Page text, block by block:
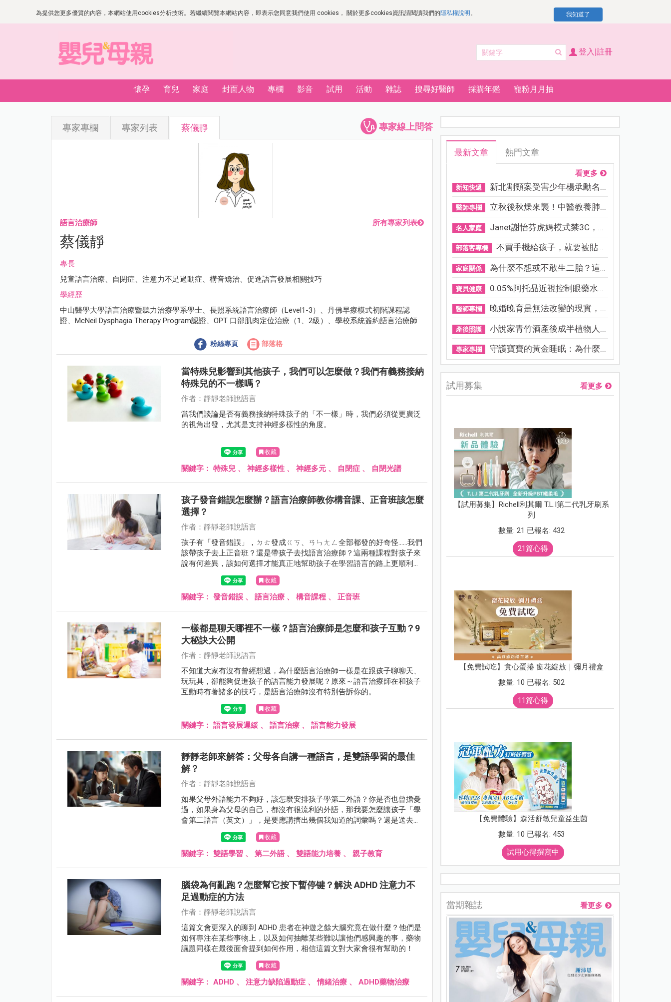
為提供您更多優質的內容，本網站使用cookies分析技術。若繼續閱覽本網站內容，即表示您同意我們使用 cookies， 關於更多cookies資訊請閱讀我們的隱私權說明 。 我知道了
登入|註冊
懷孕 育兒 家庭 封面人物 專欄 影音 試用 活動 雜誌 搜尋好醫師 採購年鑑 寵粉月月抽
專家線上問答
專家專欄 專家列表 蔡儀靜
語言治療師 所有專家列表
蔡儀靜
專長
兒童語言治療、自閉症、注意力不足過動症、構音矯治、促進語言發展相關技巧
學經歷
中山醫學大學語言治療暨聽力治療學系學士、長照系統語言治療師（Level1-3）、丹佛早療模式初階課程認
證、McNeil Dysphagia Therapy Program認證、OPT 口部肌肉定位治療（1、2級）、學校系統簽約語言治療師
粉絲專頁 部落格
當特殊兒影響到其他孩子，我們可以怎麼做？我們有義務接納
特殊兒的不一樣嗎？
作者：靜靜老師說語言
當我們談論是否有義務接納特殊孩子的「不一樣」時，我們必須從更廣泛
的視角出發，尤其是支持神經多樣性的角度。
收藏
關鍵字： 特殊兒 、 神經多樣性 、 神經多元 、 自閉症 、 自閉光譜
孩子發音錯誤怎麼辦？語言治療師教你構音課、正音班該怎麼
選擇？
作者：靜靜老師說語言
孩子有「發音錯誤」，ㄉㄊ發成ㄍㄎ、ㄢㄣㄤㄥ全部都發的好奇怪......我們
該帶孩子去上正音班？還是帶孩子去找語言治療師？這兩種課程對孩子來
說有何差異，該如何選擇才能真正地幫助孩子在學習語言的路上更順利！
靜靜老師會一起在這篇文章中解答！
收藏
關鍵字： 發音錯誤 、 語言治療 、 構音課程 、 正音班
一樣都是聊天哪裡不一樣？語言治療師是怎麼和孩子互動？9
大秘訣大公開
作者：靜靜老師說語言
不知道大家有沒有曾經想過，為什麼語言治療師一樣是在跟孩子聊聊天、
玩玩具，卻能夠促進孩子的語言能力發展呢？原來～語言治療師在和孩子
互動時有著諸多的技巧，是語言治療師沒有特別告訴你的。
收藏
關鍵字： 語言發展遲緩 、 語言治療 、 語言能力發展
靜靜老師來解答：父母各自講一種語言，是雙語學習的最佳
解？
作者：靜靜老師說語言
如果父母外語能力不夠好，該怎麼安排孩子學第二外語？你是否也曾擔憂
過，如果身為父母的自己，都沒有很流利的外語，那我要怎麼讓孩子「學
會第二語言（英文）」，是要應講擠出幾個我知道的詞彙嗎？還是送去全
美補習班（經濟允許的話）？還是雙語補習班？又或者是課後再去補習、
加強英語能力？
收藏
關鍵字： 雙語學習 、 第二外語、 雙語能力培養 、 親子教育
腦袋為何亂跑？怎麼幫它按下暫停键？解決 ADHD 注意力不
足過動症的方法
作者：靜靜老師說語言
這篇文會更深入的聊到 ADHD 患者在神遊之餘大腦究竟在做什麼？他們是
如何專注在某些事物上，以及如何抽離某些難以讓他們感興趣的事，藥物
議題同樣在最後面會提到如何作用，相信這篇文對大家會很有幫助的！
收藏
關鍵字： ADHD 、 注意力缺陷過動症 、情緒治療 、 ADHD藥物治療
最新文章 熱門文章
看更多
新知快遞 新北割頸案受害少年楊承勳名...
醫師專欄 立秋後秋燥來襲！中醫教養肺...
名人家庭 Janet謝怡芬虎媽模式禁3C，看...
部落客專欄 不買手機給孩子，就要被貼「...
家庭關係 為什麼不想或不敢生二胎？這8...
寶貝健康 0.05%阿托品近視控制眼藥水納...
醫師專欄 晚婚晚育是無法改變的現實，...
產後照護 小說家青竹酒產後成半植物人...
專家專欄 守護寶寶的黃金睡眠：為什麼...
試用募集 看更多
【試用募集】Richell利其爾 T.L.I第二代乳牙刷系
列
數量: 21 已報名: 432
21篇心得
【免費試吃】實心蛋捲 窗花綻放｜彌月禮盒
數量: 10 已報名: 502
11篇心得
【免費體驗】森活舒敏兒童益生菌
數量: 10 已報名: 453
試用心得撰寫中
當期雜誌 看更多